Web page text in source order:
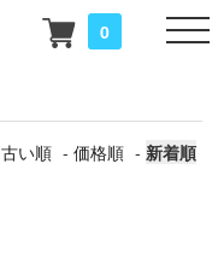
0
古い順 - 価格順 - 新着順